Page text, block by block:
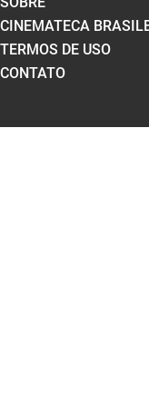
CINEMATECA
TERMOS DE USO
CONTATO